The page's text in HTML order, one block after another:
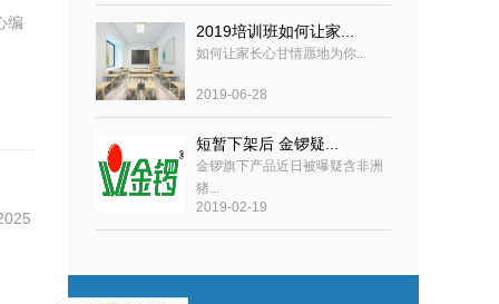
编
2019培训班如何让家...
如何让家长心甘情愿地为你...
2019-06-28
短暂下架后 金锣疑...
金锣旗下产品近日被曝疑含非洲
猪...
2019-02-19